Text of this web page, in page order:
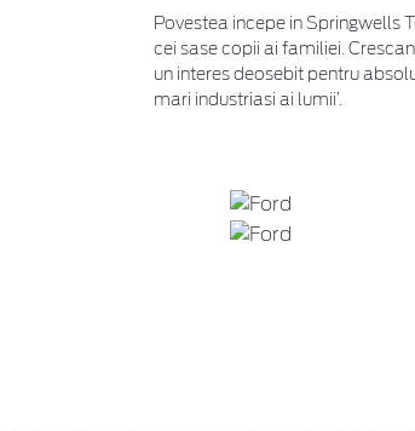
Povestea incepe in Springwells
cei sase copii ai familiei.
un interes deosebit pentru
mari industriasi ai lumii’.